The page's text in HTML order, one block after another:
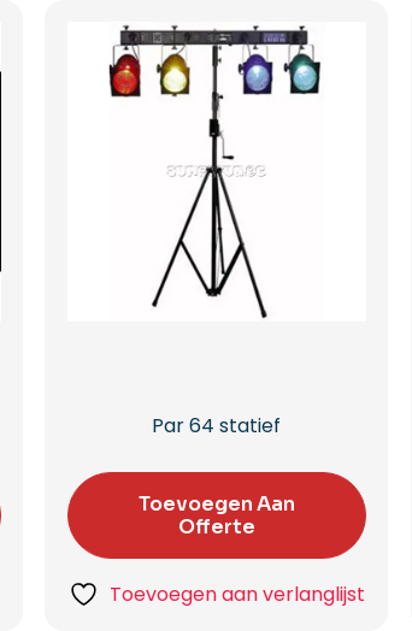
Par 64 statief
Toevoegen Aan
Offerte
Toevoegen aan verlanglijst